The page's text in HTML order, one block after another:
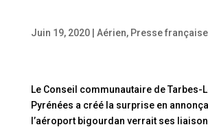
Juin 19, 2020| Aérien, Presse française
Le Conseil communautaire de Tarbes-
Pyrénées a créé la surprise en
l’aéroport bigourdan verrait ses